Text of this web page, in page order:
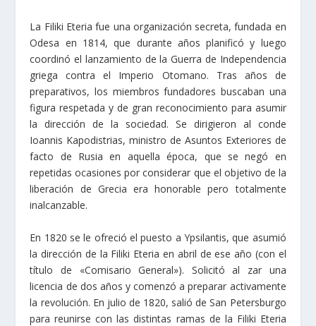
La Filiki Eteria fue una organización secreta, fundada en
Odesa en 1814, que durante años planificó y luego
coordinó el lanzamiento de la Guerra de Independencia
griega contra el Imperio Otomano. Tras años de
preparativos, los miembros fundadores buscaban una
figura respetada y de gran reconocimiento para asumir
la dirección de la sociedad. Se dirigieron al conde
Ioannis Kapodistrias, ministro de Asuntos Exteriores de
facto de Rusia en aquella época, que se negó en
repetidas ocasiones por considerar que el objetivo de la
liberación de Grecia era honorable pero totalmente
inalcanzable.
En 1820 se le ofreció el puesto a Ypsilantis, que asumió
la dirección de la Filiki Eteria en abril de ese año (con el
título de «Comisario General»). Solicitó al zar una
licencia de dos años y comenzó a preparar activamente
la revolución. En julio de 1820, salió de San Petersburgo
para reunirse con las distintas ramas de la Filiki Eteria